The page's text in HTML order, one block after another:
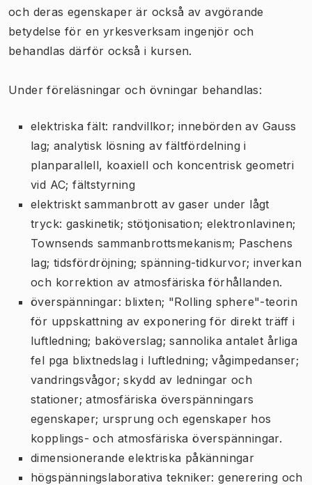
och deras egenskaper är också av avgörande
betydelse för en yrkesverksam ingenjör och
behandlas därför också i kursen.
Under föreläsningar och övningar behandlas:
elektriska fält: randvillkor; innebörden av Gauss
lag; analytisk lösning av fältfördelning i
planparallell, koaxiell och koncentrisk geometri
vid AC; fältstyrning
elektriskt sammanbrott av gaser under lågt
tryck: gaskinetik; stötjonisation; elektronlavinen;
Townsends sammanbrottsmekanism; Paschens
lag; tidsfördröjning; spänning-tidkurvor; inverkan
och korrektion av atmosfäriska förhållanden.
överspänningar: blixten; "Rolling sphere"-teorin
för uppskattning av exponering för direkt träff i
luftledning; baköverslag; sannolika antalet årliga
fel pga blixtnedslag i luftledning; vågimpedanser;
vandringsvågor; skydd av ledningar och
stationer; atmosfäriska överspänningars
egenskaper; ursprung och egenskaper hos
kopplings- och atmosfäriska överspänningar.
dimensionerande elektriska påkänningar
högspänningslaborativa tekniker: generering och